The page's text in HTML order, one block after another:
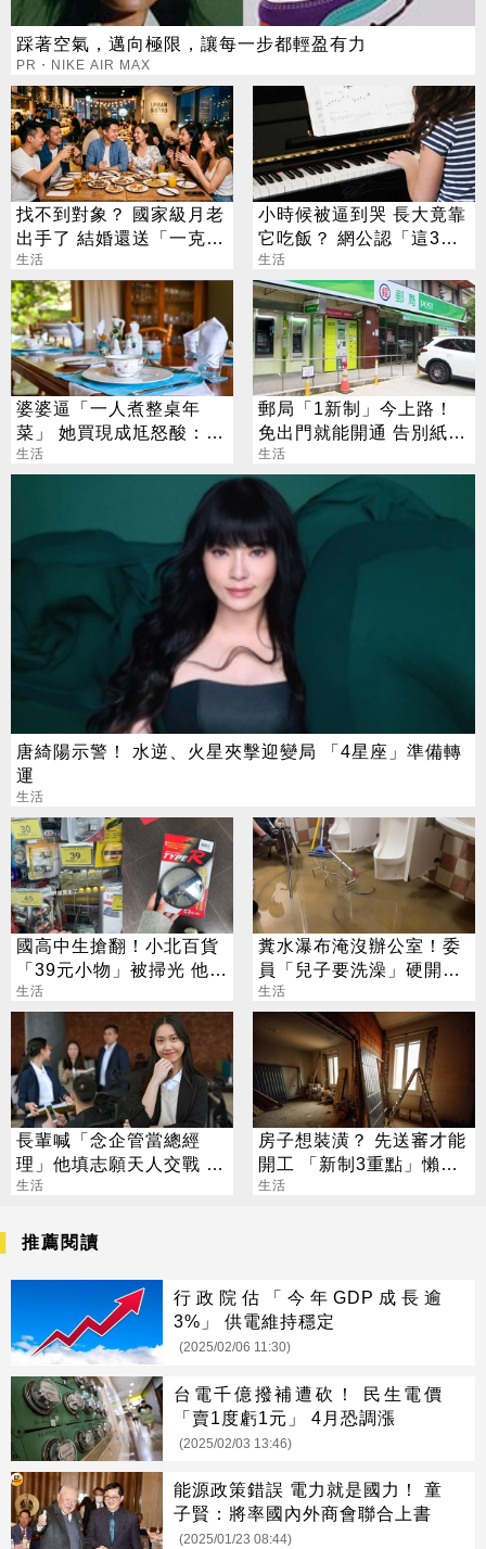
踩著空氣，邁向極限，讓每一步都輕盈有力
PR・NIKE AIR MAX
找不到對象？ 國家級月老
出手了 結婚還送「一克拉
鑽戒」
生活
小時候被逼到哭 長大竟靠
它吃飯？ 網公認「這3
招」最划算
生活
婆婆逼「一人煮整桌年
菜」 她買現成尪怒酸：娶
妳不是來偷懶
生活
郵局「1新制」今上路！
免出門就能開通 告別紙本
不用跑臨櫃
生活
唐綺陽示警！ 水逆、火星夾擊迎變局 「4星座」準備轉
運
生活
國高中生搶翻！小北百貨
「39元小物」被掃光 他跑
3家買不到
生活
糞水瀑布淹沒辦公室！委
員「兒子要洗澡」硬開水
塔 鄰居大崩潰
生活
長輩喊「念企管當總經
理」他填志願天人交戰 過
來人曝殘酷真相
生活
房子想裝潢？ 先送審才能
開工 「新制3重點」懶人
包一次看
生活
推薦閱讀
行政院估「今年GDP成長逾
3%」 供電維持穩定
(2025/02/06 11:30)
台電千億撥補遭砍！ 民生電價
「賣1度虧1元」 4月恐調漲
(2025/02/03 13:46)
能源政策錯誤 電力就是國力！ 童
子賢：將率國內外商會聯合上書
(2025/01/23 08:44)